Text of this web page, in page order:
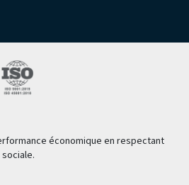
économique en respectant